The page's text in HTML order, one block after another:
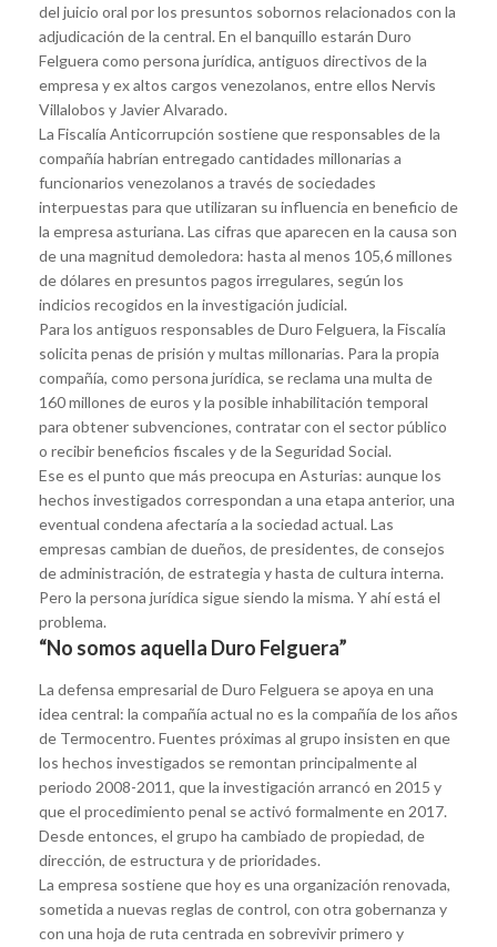
del juicio oral por los presuntos sobornos relacionados con la
adjudicación de la central. En el banquillo estarán Duro
Felguera como persona jurídica, antiguos directivos de la
empresa y ex altos cargos venezolanos, entre ellos Nervis
Villalobos y Javier Alvarado.
La Fiscalía Anticorrupción sostiene que responsables de la
compañía habrían entregado cantidades millonarias a
funcionarios venezolanos a través de sociedades
interpuestas para que utilizaran su influencia en beneficio de
la empresa asturiana. Las cifras que aparecen en la causa son
de una magnitud demoledora: hasta al menos 105,6 millones
de dólares en presuntos pagos irregulares, según los
indicios recogidos en la investigación judicial.
Para los antiguos responsables de Duro Felguera, la Fiscalía
solicita penas de prisión y multas millonarias. Para la propia
compañía, como persona jurídica, se reclama una multa de
160 millones de euros y la posible inhabilitación temporal
para obtener subvenciones, contratar con el sector público
o recibir beneficios fiscales y de la Seguridad Social.
Ese es el punto que más preocupa en Asturias: aunque los
hechos investigados correspondan a una etapa anterior, una
eventual condena afectaría a la sociedad actual. Las
empresas cambian de dueños, de presidentes, de consejos
de administración, de estrategia y hasta de cultura interna.
Pero la persona jurídica sigue siendo la misma. Y ahí está el
problema.
“No somos aquella Duro Felguera”
La defensa empresarial de Duro Felguera se apoya en una
idea central: la compañía actual no es la compañía de los años
de Termocentro. Fuentes próximas al grupo insisten en que
los hechos investigados se remontan principalmente al
periodo 2008-2011, que la investigación arrancó en 2015 y
que el procedimiento penal se activó formalmente en 2017.
Desde entonces, el grupo ha cambiado de propiedad, de
dirección, de estructura y de prioridades.
La empresa sostiene que hoy es una organización renovada,
sometida a nuevas reglas de control, con otra gobernanza y
con una hoja de ruta centrada en sobrevivir primero y